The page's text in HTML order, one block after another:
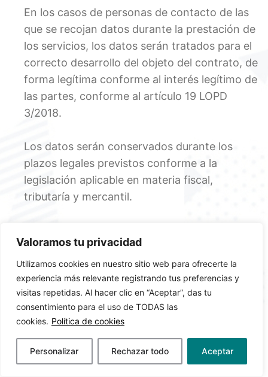
Valoramos tu privacidad
Utilizamos cookies en nuestro sitio web para ofrecerte la
experiencia más relevante registrando tus preferencias y
visitas repetidas. Al hacer clic en “Aceptar”, das tu
consentimiento para el uso de TODAS las
cookies. Política de cookies
Personalizar Rechazar todo Aceptar
En los casos de personas de contacto de las
que se recojan datos durante la prestación de
los servicios, los datos serán tratados para el
correcto desarrollo del objeto del contrato, de
forma legítima conforme al interés legítimo de
las partes, conforme al artículo 19 LOPD
3/2018.
Los datos serán conservados durante los
plazos legales previstos conforme a la
legislación aplicable en materia fiscal,
tributaría y mercantil.
posibilidad de ejercitar sus derechos de
acceso, rectificación, supresión, y en algunos
casos, si corresponde, el derecho de
portabilidad y limitación del tratamiento. Para
el ejercicio de estos derechos podrán solicitar
correspondientes, o descargarlos de
www.agpd.es. Así mismo, en caso de no estar